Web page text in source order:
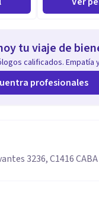
tu viaje de
calificados. Empatía
profesionales
3236, C1416 CABA